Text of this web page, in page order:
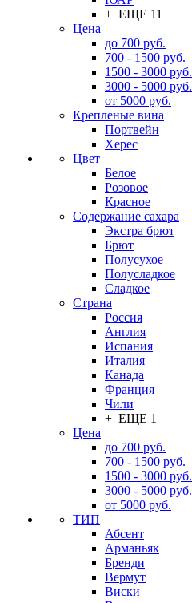
+ ЕЩЕ 11
Цена
до 700 руб.
700 - 1500 руб.
1500 - 3000 руб.
3000 - 5000 руб.
от 5000 руб.
Крепленые вина
Портвейн
Херес
Цвет
Белое
Розовое
Красное
Содержание сахара
Экстра брют
Брют
Полусухое
Полусладкое
Сладкое
Страна
Россия
Англия
Испания
Италия
Канада
Франция
Чили
+ ЕЩЕ 1
Цена
до 700 руб.
700 - 1500 руб.
1500 - 3000 руб.
3000 - 5000 руб.
от 5000 руб.
ТИП
Абсент
Арманьяк
Бренди
Вермут
Виски